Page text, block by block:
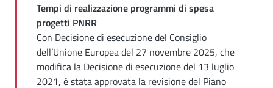
Tempi di realizzazione programmi di spesa
progetti PNRR
Con Decisione di esecuzione del Consiglio
dell’Unione Europea del 27 novembre 2025, che
modifica la Decisione di esecuzione del 13 luglio
2021, è stata approvata la revisione del Piano